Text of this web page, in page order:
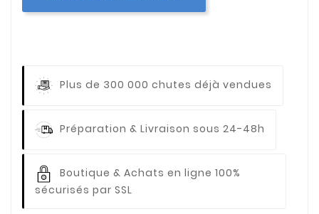
Plus de 300 000 chutes déjà vendues
Préparation & Livraison sous 24-48h
Boutique & Achats en ligne 100%
sécurisés par SSL